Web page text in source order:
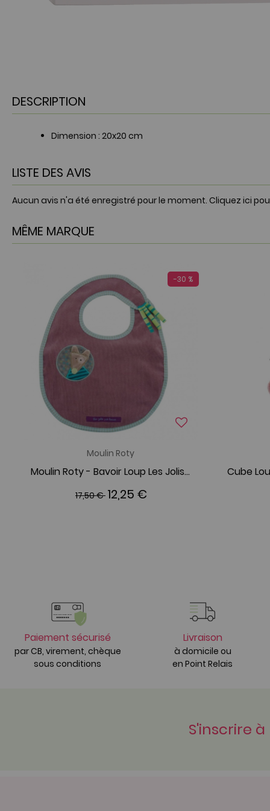
DESCRIPTION
Dimension : 20x20 cm
LISTE DES AVIS
Aucun avis n'a été enregistré pour le moment. Cliquez ici
MÊME MARQUE
-30 %
Moulin Roty
Moulin Roty - Bavoir Loup Les Jolis Pas beaux
17,50 € 12,25 €
Paiement sécurisé
par CB, virement, chèque
sous conditions
Livraison
à domicile ou
en Point Relais
S'inscrire